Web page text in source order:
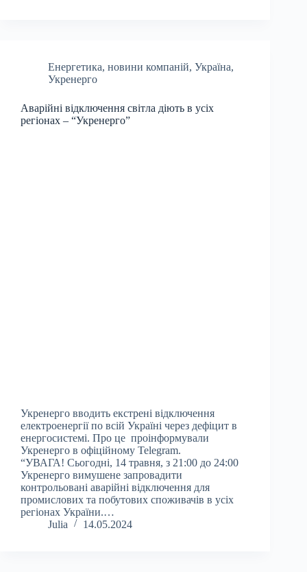
Енергетика, новини компаній, Україна,
Укренерго
Аварійні відключення світла діють в усіх
регіонах – “Укренерго”
Укренерго вводить екстрені відключення
електроенергії по всій Україні через дефіцит в
енергосистемі. Про це проінформували
Укренерго в офіційному Telegram.
“УВАГА! Сьогодні, 14 травня, з 21:00 до 24:00
Укренерго вимушене запровадити
контрольовані аварійні відключення для
промислових та побутових споживачів в усіх
регіонах України.…
Julia
14.05.2024